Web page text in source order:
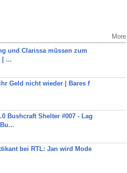
More
und Clarissa müssen zum
| ...
Geld nicht wieder | Bares f
Bushcraft Shelter #007 - Lag
bei RTL: Jan wird Mode